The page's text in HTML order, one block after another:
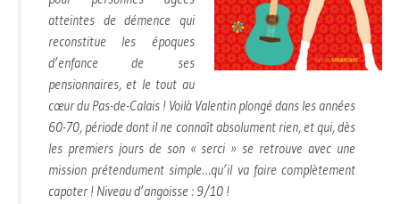
atteintes de démence qui
reconstitue les époques
d’enfance de ses
pensionnaires, et le tout au
cœur du Pas-de-Calais ! Voilà Valentin plongé dans les années
60-70, période dont il ne connaît absolument rien, et qui, dès
les premiers jours de son « serci » se retrouve avec une
mission prétendument simple…qu’il va faire complètement
capoter ! Niveau d’angoisse : 9/10 !